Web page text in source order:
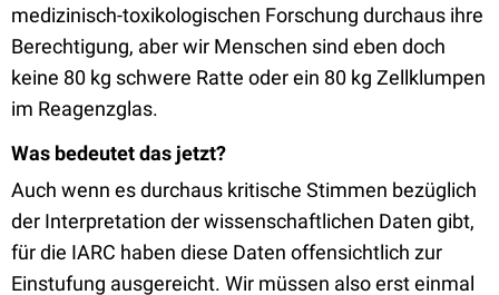
medizinisch-toxikologischen Forschung durchaus ihre
Berechtigung, aber wir Menschen sind eben doch
keine 80 kg schwere Ratte oder ein 80 kg Zellklumpen
im Reagenzglas.
Was bedeutet das jetzt?
Auch wenn es durchaus kritische Stimmen bezüglich
der Interpretation der wissenschaftlichen Daten gibt,
für die IARC haben diese Daten offensichtlich zur
Einstufung ausgereicht. Wir müssen also erst einmal